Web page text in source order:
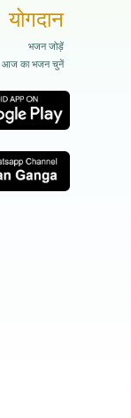
योगदान
भजन जोड़ें
आज का भजन चुनें